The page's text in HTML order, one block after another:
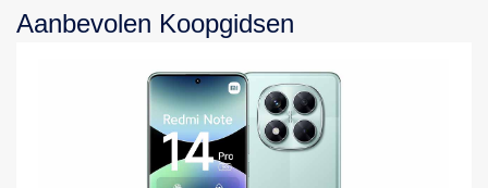
Aanbevolen Koopgidsen